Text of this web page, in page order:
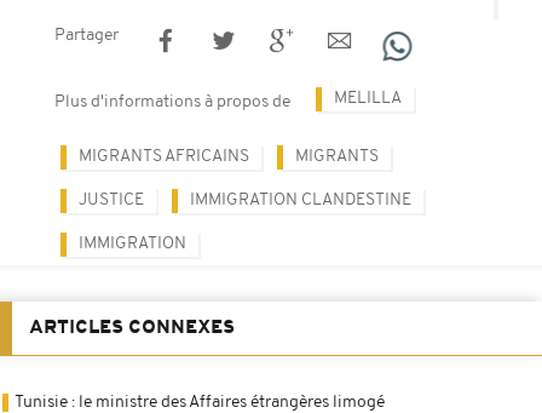
Partager
Plus d'informations à propos de MELILLA
MIGRANTS AFRICAINS MIGRANTS
JUSTICE IMMIGRATION CLANDESTINE
IMMIGRATION
ARTICLES CONNEXES
Tunisie : le ministre des Affaires étrangères limogé